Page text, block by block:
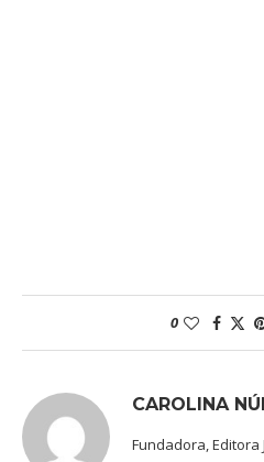
0
CAROLINA
Fundadora,